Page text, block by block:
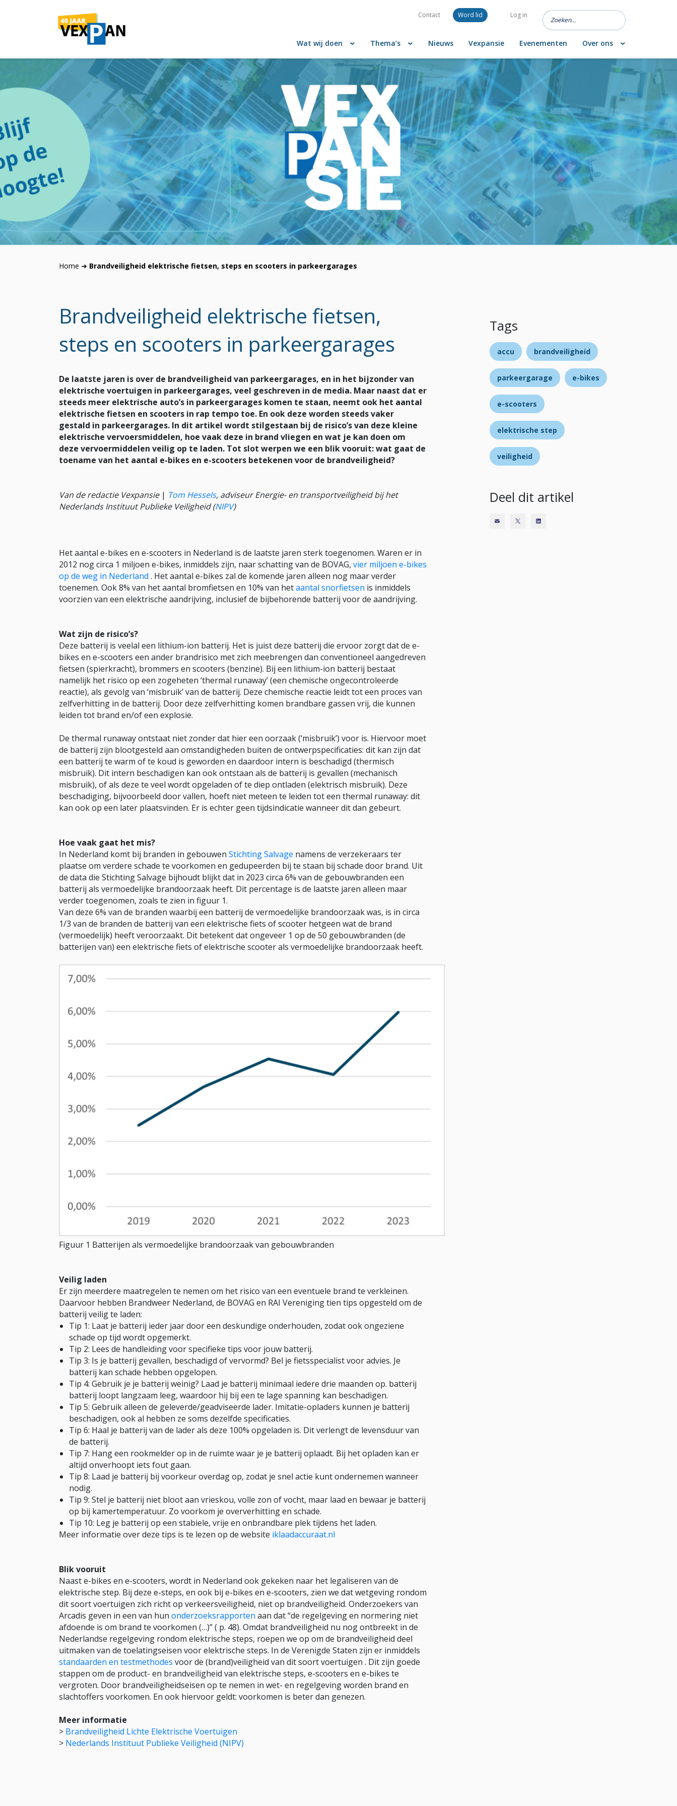
Contact Word lid Log in
Wat wij doen Thema’s Nieuws Vexpansie Evenementen Over ons
Home ➜ Brandveiligheid elektrische fietsen, steps en scooters in parkeergarages
Brandveiligheid elektrische fietsen,
steps en scooters in parkeergarages
De laatste jaren is over de brandveiligheid van parkeergarages, en in het bijzonder van
elektrische voertuigen in parkeergarages, veel geschreven in de media. Maar naast dat er
steeds meer elektrische auto’s in parkeergarages komen te staan, neemt ook het aantal
elektrische fietsen en scooters in rap tempo toe. En ook deze worden steeds vaker
gestald in parkeergarages. In dit artikel wordt stilgestaan bij de risico’s van deze kleine
elektrische vervoersmiddelen, hoe vaak deze in brand vliegen en wat je kan doen om
deze vervoermiddelen veilig op te laden. Tot slot werpen we een blik vooruit: wat gaat de
toename van het aantal e-bikes en e-scooters betekenen voor de brandveiligheid?
Van de redactie Vexpansie| Tom Hessels, adviseur Energie- en transportveiligheid bij het
Nederlands Instituut Publieke Veiligheid(NIPV)
Het aantal e-bikes en e-scooters in Nederland is de laatste jaren sterk toegenomen. Waren er in
2012 nog circa 1 miljoen e-bikes, inmiddels zijn, naar schatting van de BOVAG, vier miljoen e-bikes
op de weg in Nederland . Het aantal e-bikes zal de komende jaren alleen nog maar verder
toenemen. Ook 8% van het aantal bromfietsen en 10% van hetaantal snorfietsen is inmiddels
voorzien van een elektrische aandrijving, inclusief de bijbehorende batterij voor de aandrijving.
Wat zijn de risico’s?
Deze batterij is veelal een lithium-ion batterij. Het is juist deze batterij die ervoor zorgt dat de e-
bikes en e-scooters een ander brandrisico met zich meebrengen dan conventioneel aangedreven
fietsen (spierkracht), brommers en scooters (benzine). Bij een lithium-ion batterij bestaat
namelijk het risico op een zogeheten ‘thermal runaway’ (een chemische ongecontroleerde
reactie), als gevolg van ‘misbruik’ van de batterij. Deze chemische reactie leidt tot een proces van
zelfverhitting in de batterij. Door deze zelfverhitting komen brandbare gassen vrij, die kunnen
leiden tot brand en/of een explosie.
De thermal runaway ontstaat niet zonder dat hier een oorzaak (‘misbruik’) voor is. Hiervoor moet
de batterij zijn blootgesteld aan omstandigheden buiten de ontwerpspecificaties: dit kan zijn dat
een batterij te warm of te koud is geworden en daardoor intern is beschadigd (thermisch
misbruik). Dit intern beschadigen kan ook ontstaan als de batterij is gevallen (mechanisch
misbruik), of als deze te veel wordt opgeladen of te diep ontladen (elektrisch misbruik). Deze
beschadiging, bijvoorbeeld door vallen, hoeft niet meteen te leiden tot een thermal runaway: dit
kan ook op een later plaatsvinden. Er is echter geen tijdsindicatie wanneer dit dan gebeurt.
Hoe vaak gaat het mis?
In Nederland komt bij branden in gebouwen Stichting Salvage namens de verzekeraars ter
plaatse om verdere schade te voorkomen en gedupeerden bij te staan bij schade door brand. Uit
de data die Stichting Salvage bijhoudt blijkt dat in 2023 circa 6% van de gebouwbranden een
batterij als vermoedelijke brandoorzaak heeft. Dit percentage is de laatste jaren alleen maar
verder toegenomen, zoals te zien in figuur 1.
Van deze 6% van de branden waarbij een batterij de vermoedelijke brandoorzaak was, is in circa
1/3 van de branden de batterij van een elektrische fiets of scooter hetgeen wat de brand
(vermoedelijk) heeft veroorzaakt. Dit betekent dat ongeveer 1 op de 50 gebouwbranden (de
batterijen van) een elektrische fiets of elektrische scooter als vermoedelijke brandoorzaak heeft.
Figuur 1 Batterijen als vermoedelijke brandoorzaak van gebouwbranden
Veilig laden
Er zijn meerdere maatregelen te nemen om het risico van een eventuele brand te verkleinen.
Daarvoor hebben Brandweer Nederland, de BOVAG en RAI Vereniging tien tips opgesteld om de
batterij veilig te laden:
Tip 1: Laat je batterij ieder jaar door een deskundige onderhouden, zodat ook ongeziene
schade op tijd wordt opgemerkt.
Tip 2: Lees de handleiding voor specifieke tips voor jouw batterij.
Tip 3: Is je batterij gevallen, beschadigd of vervormd? Bel je fietsspecialist voor advies. Je
batterij kan schade hebben opgelopen.
Tip 4: Gebruik je je batterij weinig? Laad je batterij minimaal iedere drie maanden op. batterij
batterij loopt langzaam leeg, waardoor hij bij een te lage spanning kan beschadigen.
Tip 5: Gebruik alleen de geleverde/geadviseerde lader. Imitatie-opladers kunnen je batterij
beschadigen, ook al hebben ze soms dezelfde specificaties.
Tip 6: Haal je batterij van de lader als deze 100% opgeladen is. Dit verlengt de levensduur van
de batterij.
Tip 7: Hang een rookmelder op in de ruimte waar je je batterij oplaadt. Bij het opladen kan er
altijd onverhoopt iets fout gaan.
Tip 8: Laad je batterij bij voorkeur overdag op, zodat je snel actie kunt ondernemen wanneer
nodig.
Tip 9: Stel je batterij niet bloot aan vrieskou, volle zon of vocht, maar laad en bewaar je batterij
op bij kamertemperatuur. Zo voorkom je oververhitting en schade.
Tip 10: Leg je batterij op een stabiele, vrije en onbrandbare plek tijdens het laden.
Meer informatie over deze tips is te lezen op de website iklaadaccuraat.nl
Blik vooruit
Naast e-bikes en e-scooters, wordt in Nederland ook gekeken naar het legaliseren van de
elektrische step. Bij deze e-steps, en ook bij e-bikes en e-scooters, zien we dat wetgeving rondom
dit soort voertuigen zich richt op verkeersveiligheid, niet op brandveiligheid. Onderzoekers van
Arcadis geven in een van hun onderzoeksrapporten aan dat “de regelgeving en normering niet
afdoende is om brand te voorkomen (…)” ( p. 48). Omdat brandveiligheid nu nog ontbreekt in de
Nederlandse regelgeving rondom elektrische steps, roepen we op om de brandveiligheid deel
uitmaken van de toelatingseisen voor elektrische steps. In de Verenigde Staten zijn er inmiddels
standaarden en testmethodes voor de (brand)veiligheid van dit soort voertuigen . Dit zijn goede
stappen om de product- en brandveiligheid van elektrische steps, e-scooters en e-bikes te
vergroten. Door brandveiligheidseisen op te nemen in wet- en regelgeving worden brand en
slachtoffers voorkomen. En ook hiervoor geldt: voorkomen is beter dan genezen.
Meer informatie
> Brandveiligheid Lichte Elektrische Voertuigen
> Nederlands Instituut Publieke Veiligheid (NIPV)
Tags
accu brandveiligheid
parkeergarage e-bikes
e-scooters
elektrische step
veiligheid
Deel dit artikel